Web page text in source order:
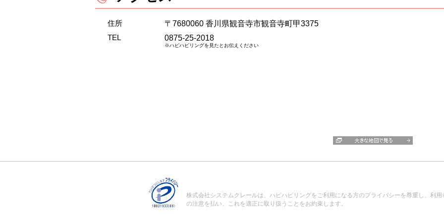
住所
〒7680060 香川県観音寺市観音寺町甲3375
TEL
0875-25-2018
※ハピハピリングを見たとお伝えください
株式会社システムクレールは、ハピハピリングをご利用になる方のプライバシーを尊重し、利
の注意を払い、これを適正に取り扱うことをお約束します。